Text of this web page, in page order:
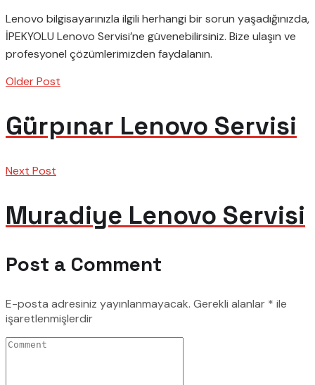
Lenovo bilgisayarınızla ilgili herhangi bir sorun yaşadığınızda,
İPEKYOLU Lenovo Servisi’ne güvenebilirsiniz. Bize ulaşın ve
profesyonel çözümlerimizden faydalanın.
Older Post
Gürpınar Lenovo Servisi
Next Post
Muradiye Lenovo Servisi
Post a Comment
E-posta adresiniz yayınlanmayacak. Gerekli alanlar * ile
işaretlenmişlerdir